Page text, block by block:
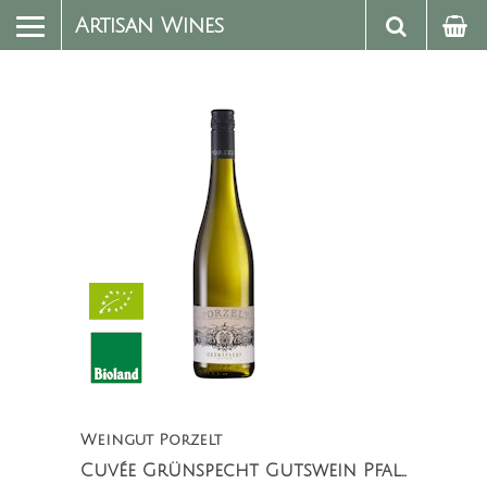
Artisan Wines
Weingut Porzelt
Cuvée Grünspecht Gutswein Pfalz Feinherb (1-liter)